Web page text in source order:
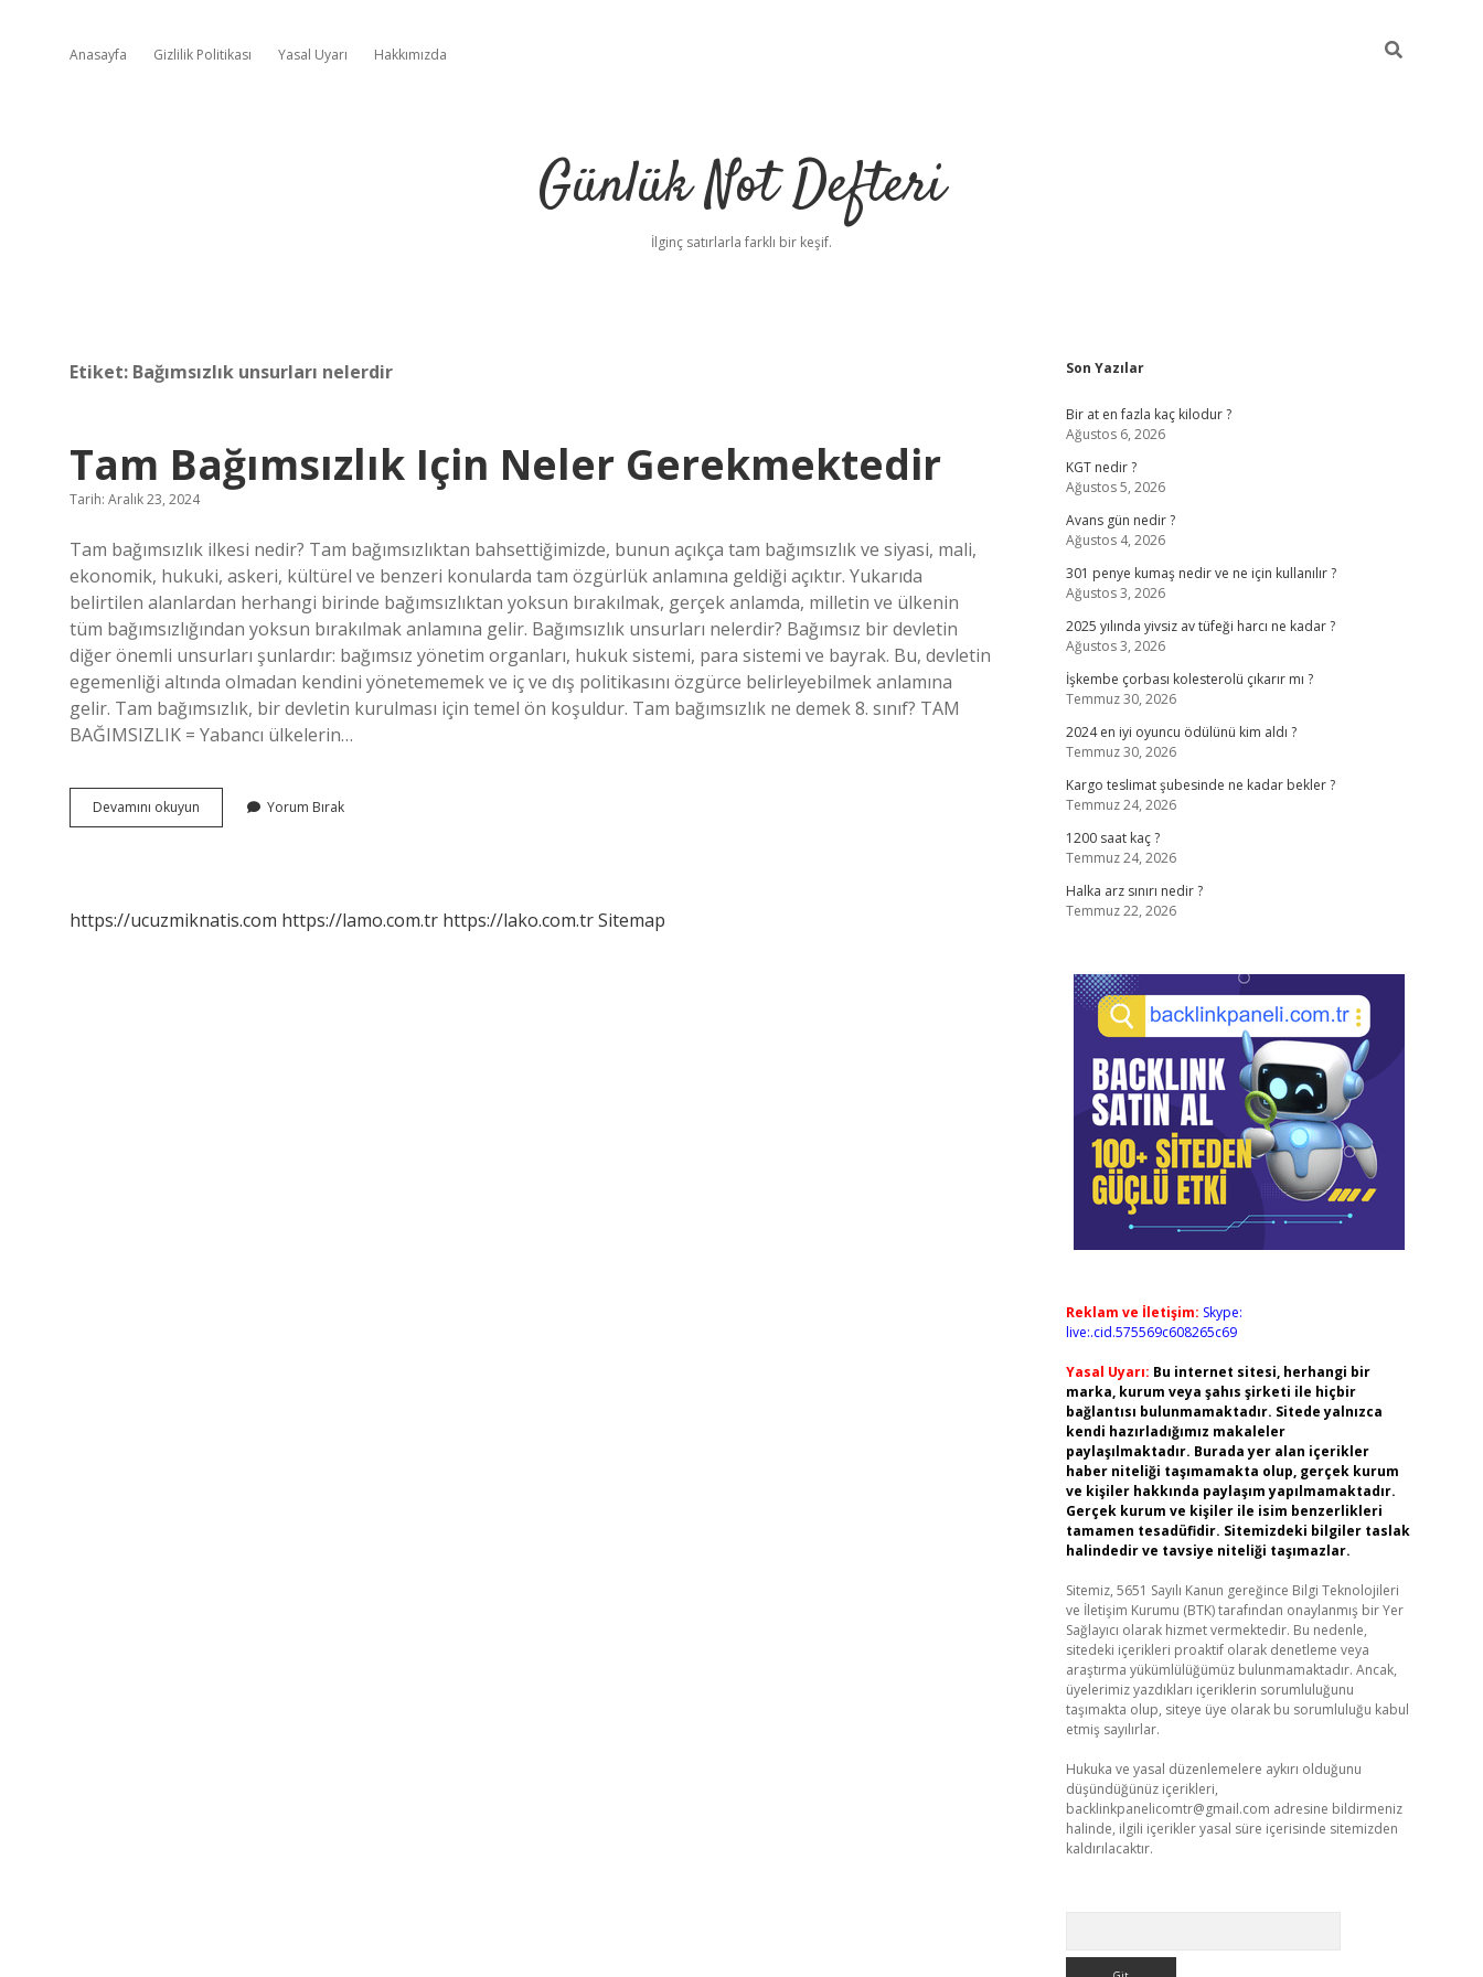
Anasayfa Gizlilik Politikası Yasal Uyarı Hakkımızda
Günlük Not Defteri
İlginç satırlarla farklı bir keşif.
Etiket: Bağımsızlık unsurları nelerdir
Tam Bağımsızlık Için Neler Gerekmektedir
Tarih: Aralık 23, 2024
Tam bağımsızlık ilkesi nedir? Tam bağımsızlıktan bahsettiğimizde, bunun açıkça tam bağımsızlık ve siyasi, mali,
ekonomik, hukuki, askeri, kültürel ve benzeri konularda tam özgürlük anlamına geldiği açıktır. Yukarıda
belirtilen alanlardan herhangi birinde bağımsızlıktan yoksun bırakılmak, gerçek anlamda, milletin ve ülkenin
tüm bağımsızlığından yoksun bırakılmak anlamına gelir. Bağımsızlık unsurları nelerdir? Bağımsız bir devletin
diğer önemli unsurları şunlardır: bağımsız yönetim organları, hukuk sistemi, para sistemi ve bayrak. Bu, devletin
egemenliği altında olmadan kendini yönetememek ve iç ve dış politikasını özgürce belirleyebilmek anlamına
gelir. Tam bağımsızlık, bir devletin kurulması için temel ön koşuldur. Tam bağımsızlık ne demek 8. sınıf? TAM
BAĞIMSIZLIK = Yabancı ülkelerin…
Devamını okuyun
Bağımsızlık
Yorum Bırak
https://ucuzmiknatis.com https://lamo.com.tr https://lako.com.trSitemap
Sidebar
Son Yazılar
Bir at en fazla kaç kilodur ?
Ağustos 6, 2026
KGT nedir ?
Ağustos 5, 2026
Avans gün nedir ?
Ağustos 4, 2026
301 penye kumaş nedir ve ne için kullanılır ?
Ağustos 3, 2026
2025 yılında yivsiz av tüfeği harcı ne kadar ?
Ağustos 3, 2026
İşkembe çorbası kolesterolü çıkarır mı ?
Temmuz 30, 2026
2024 en iyi oyuncu ödülünü kim aldı ?
Temmuz 30, 2026
Kargo teslimat şubesinde ne kadar bekler ?
Temmuz 24, 2026
1200 saat kaç ?
Temmuz 24, 2026
Halka arz sınırı nedir ?
Temmuz 22, 2026
Reklam ve İletişim: Skype:
live:.cid.575569c608265c69
Yasal Uyarı: Bu internet sitesi, herhangi bir
marka, kurum veya şahıs şirketi ile hiçbir
bağlantısı bulunmamaktadır. Sitede yalnızca
kendi hazırladığımız makaleler
paylaşılmaktadır. Burada yer alan içerikler
haber niteliği taşımamakta olup, gerçek kurum
ve kişiler hakkında paylaşım yapılmamaktadır.
Gerçek kurum ve kişiler ile isim benzerlikleri
tamamen tesadüfidir. Sitemizdeki bilgiler taslak
halindedir ve tavsiye niteliği taşımazlar.
Sitemiz, 5651 Sayılı Kanun gereğince Bilgi Teknolojileri
ve İletişim Kurumu (BTK) tarafından onaylanmış bir Yer
Sağlayıcı olarak hizmet vermektedir. Bu nedenle,
sitedeki içerikleri proaktif olarak denetleme veya
araştırma yükümlülüğümüz bulunmamaktadır. Ancak,
üyelerimiz yazdıkları içeriklerin sorumluluğunu
taşımakta olup, siteye üye olarak bu sorumluluğu kabul
etmiş sayılırlar.
Hukuka ve yasal düzenlemelere aykırı olduğunu
düşündüğünüz içerikleri,
backlinkpanelicomtr@gmail.com adresine bildirmeniz
halinde, ilgili içerikler yasal süre içerisinde sitemizden
kaldırılacaktır.